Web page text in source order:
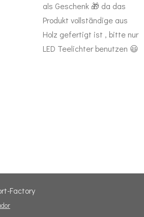
als Geschenk 🎁 da das
Produkt vollständige aus
Holz gefertigt ist , bitte nur
LED Teelichter benutzen 😃
Factory